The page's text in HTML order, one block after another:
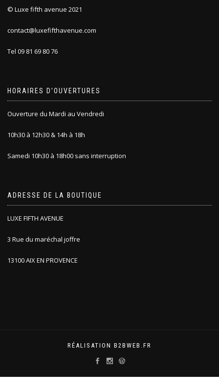
© Luxe fifth avenue 2021
contact@luxefifthavenue.com
Tel 09 81 69 80 76
HORAIRES D’OUVERTURES
Ouverture du Mardi au Vendredi
10h30 à 12h30 & 14h à 18h
Samedi 10h30 à 18h00 sans interruption
ADRESSE DE LA BOUTIQUE
LUXE FIFTH AVENUE
3 Rue du maréchal joffre
13100 AIX EN PROVENCE
RÉALISATION B2BWEB.FR